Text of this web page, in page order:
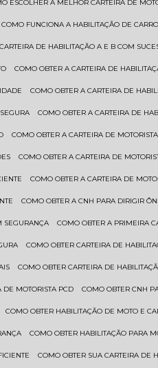
ESCOLHER A MELHOR CARTEIRA DE
COMO FUNCIONA A HABILITAÇÃO DE
CARTEIRA DE HABILITAÇÃO A E B COM
COMO OBTER A CARTEIRA DE
COMO OBTER A CARTEIRA DE
COMO OBTER A CARTEIRA DE
COMO OBTER A CARTEIRA DE
COMO OBTER A CARTEIRA DE
COMO OBTER A CARTEIRA DE
COMO OBTER A CNH PARA DIRIGIR
SEGURANÇA COMO OBTER A PRIMEIRA
COMO OBTER CARTEIRA DE
COMO OBTER CARTEIRA DE
DE MOTORISTA PCD COMO OBTER CNH
COMO OBTER HABILITAÇÃO DE MOTO E
COMO OBTER HABILITAÇÃO PARA
COMO OBTER SUA CARTEIRA